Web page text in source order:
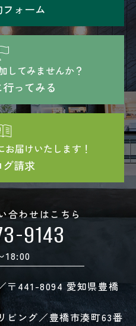
ォーム
してみませんか？
ってみる
届けいたします！
グ請求
合わせはこちら
9143
18:00
〒441-8094 愛知県豊橋
ビング／豊橋市湊町63番